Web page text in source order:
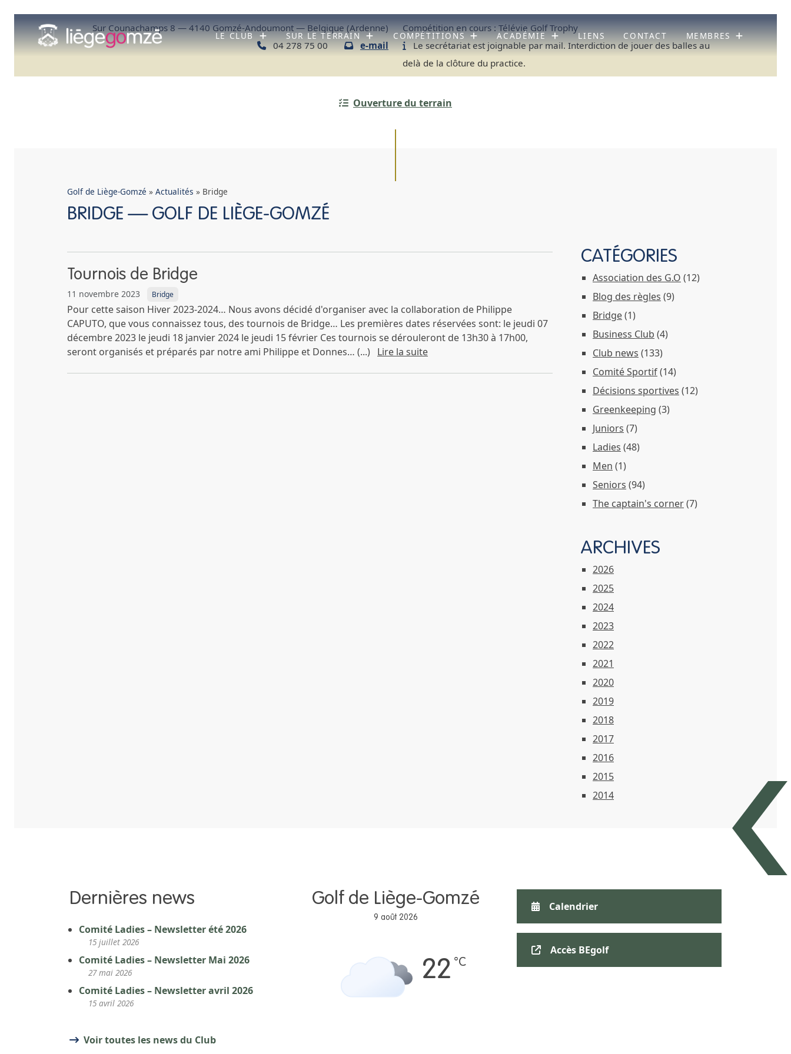
contenu
LE CLUB SUR LE TERRAIN COMPÉTITIONS ACADÉMIE LIENS CONTACT MEMBRES
Sur Counachamps 8 — 4140 Gomzé-Andoumont — Belgique (Ardenne)
04 278 75 00
e-mail
Compétition en cours :Télévie Golf Trophy
Le secrétariat est joignable par mail. Interdiction de jouer des balles au
delà de la clôture du practice.
Ouverture du terrain
Golf de Liège-Gomzé » Actualités » Bridge
BRIDGE — GOLF DE LIÈGE-GOMZÉ
Tournois de Bridge
11 novembre 2023 Bridge
Pour cette saison Hiver 2023-2024… Nous avons décidé d'organiser avec la collaboration de Philippe
CAPUTO, que vous connaissez tous, des tournois de Bridge… Les premières dates réservées sont: le jeudi 07
décembre 2023 le jeudi 18 janvier 2024 le jeudi 15 février Ces tournois se dérouleront de 13h30 à 17h00,
seront organisés et préparés par notre ami Philippe et Donnes… (...) Lire la suite
CATÉGORIES
Association des G.O (12)
Blog des règles (9)
Bridge(1)
Business Club (4)
Club news (133)
Comité Sportif(14)
Décisions sportives (12)
Greenkeeping (3)
Juniors (7)
Ladies (48)
Men (1)
Seniors (94)
The captain's corner(7)
ARCHIVES
2026
2025
2024
2023
2022
2021
2020
2019
2018
2017
2016
2015
2014
Dernières news
Comité Ladies – Newsletter été 2026
15 juillet 2026
Comité Ladies – Newsletter Mai 2026
27 mai 2026
Comité Ladies – Newsletter avril 2026
15 avril 2026
Voir toutes les news du Club
Golf de Liège-Gomzé
9 août 2026
22 °C
Calendrier
Accès BEgolf